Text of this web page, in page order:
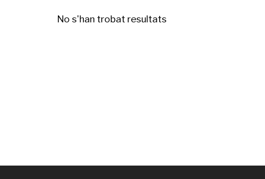
No s'han trobat resultats